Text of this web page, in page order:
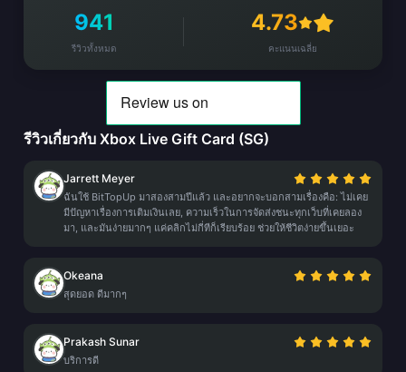
941
รีวิวทั้งหมด
4.73
คะแนนเฉลี่ย
รีวิวเกี่ยวกับ Xbox Live Gift Card (SG)
Jarrett Meyer
ฉันใช้ BitTopUp มาสองสามปีแล้ว และอยากจะบอกสามเรื่องคือ: ไม่เคย
มีปัญหาเรื่องการเติมเงินเลย, ความเร็วในการจัดส่งชนะทุกเว็บที่เคยลอง
มา, และมันง่ายมากๆ แค่คลิกไม่กี่ทีก็เรียบร้อย ช่วยให้ชีวิตง่ายขึ้นเยอะ
Okeana
สุดยอด ดีมากๆ
Prakash Sunar
บริการดี